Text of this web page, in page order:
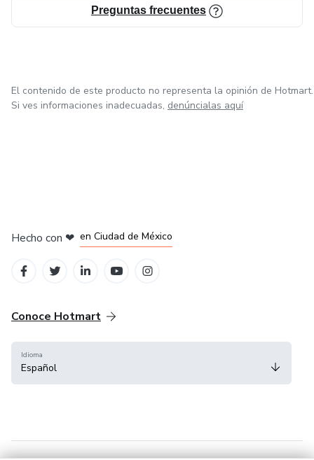
Preguntas frecuentes
El contenido de este producto no representa la opinión de Hotmart.
Si ves informaciones inadecuadas, denúncialas aquí
Hecho con ❤ en Ciudad de México
Conoce Hotmart
Idioma
Español